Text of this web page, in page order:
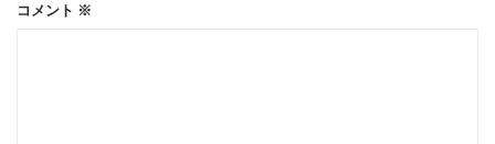
コメント ※